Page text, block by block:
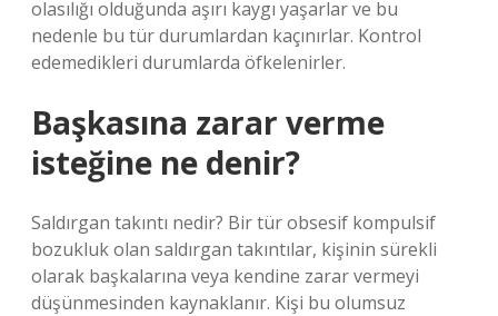
olasılığı olduğunda aşırı kaygı yaşarlar ve bu
nedenle bu tür durumlardan kaçınırlar. Kontrol
edemedikleri durumlarda öfkelenirler.
Başkasına zarar verme
isteğine ne denir?
Saldırgan takıntı nedir? Bir tür obsesif kompulsif
bozukluk olan saldırgan takıntılar, kişinin sürekli
olarak başkalarına veya kendine zarar vermeyi
düşünmesinden kaynaklanır. Kişi bu olumsuz